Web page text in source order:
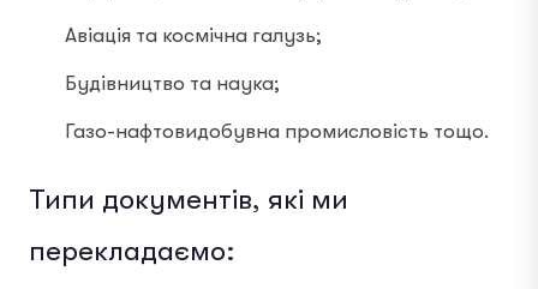
Авіація та космічна галузь;
Будівництво та наука;
Газо-нафтовидобувна промисловість тощо.
Типи документів, які ми
перекладаємо: